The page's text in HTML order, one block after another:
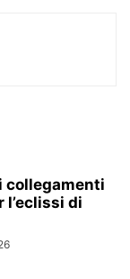
collegamenti
l’eclissi di